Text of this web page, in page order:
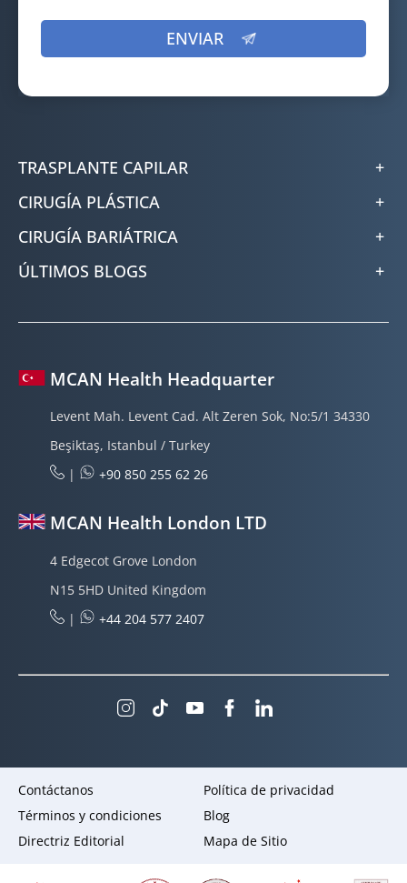
TRASPLANTE CAPILAR
CIRUGÍA PLÁSTICA
CIRUGÍA BARIÁTRICA
ÚLTIMOS BLOGS
MCAN Health Headquarter
Levent Mah. Levent Cad. Alt Zeren Sok, No:5/1 34330
Beşiktaş, Istanbul / Turkey
|
+90 850 255 62 26
MCAN Health London LTD
4 Edgecot Grove London
N15 5HD United Kingdom
|
+44 204 577 2407
Contáctanos
Política de privacidad
Términos y condiciones
Blog
Directriz Editorial
Mapa de Sitio